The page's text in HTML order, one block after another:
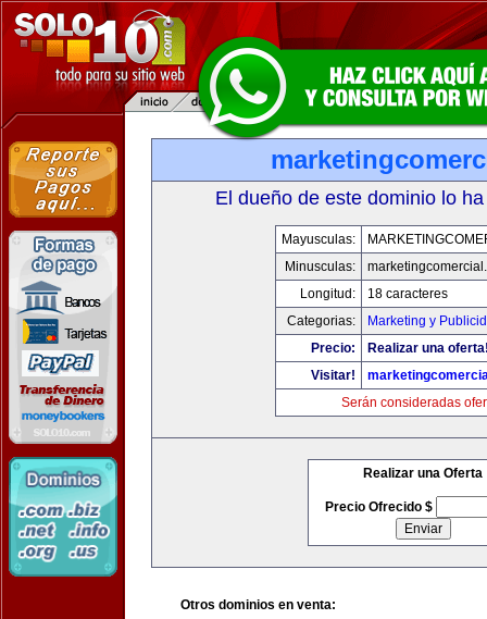
El dueño de este dominio lo
Mayusculas:
Minusculas:
Longitud:
18 caracteres
Categorias:
Marketing y
Precio:
Realizar una
Visitar!
Serán consideradas
Realizar una Oferta
Precio Ofrecido $
Otros dominios en venta: